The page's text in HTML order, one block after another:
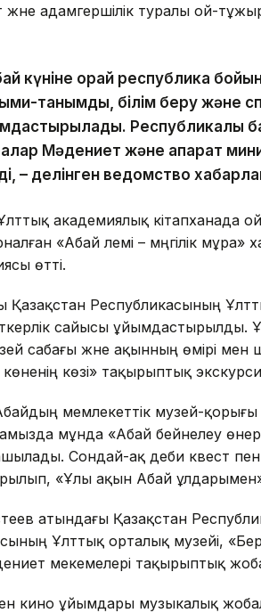
және адамгершілік туралы ой-
күніне орай республика
танымдық, білім беру және
Республикалық
Мәдениет және ақпарат
– делінген ведомство
академиялық кітапханада
«Абай әлемі – мәңгілік
өтті.
Қазақстан Республикасының
сайысы ұйымдастырылды.
сабағы және ақынның өмірі мен
көзі» тақырыптық
мемлекеттік музей-
тамызда мұнда «Абай бейнелеу
Сондай-ақ әдеби квест пен
«Ұлы ақын Абай
атындағы Қазақстан
Ұлттық орталық музейі,
мекемелері тақырыптық
кино ұйымдары музыкалық